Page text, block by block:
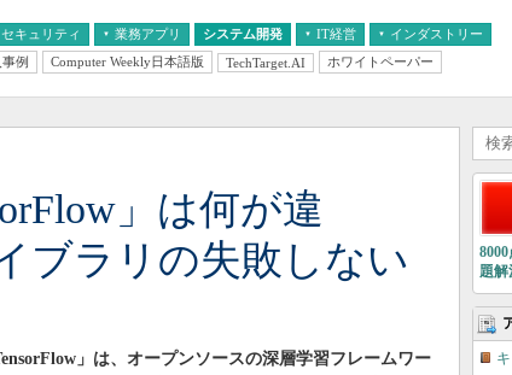
セキュリティ 業務アプリ システム開発 IT経営
経営とIT
インダストリー
医療IT
例 Computer Weekly日本語版 TechTarget.AI ホワイトペーパー
」は何が違
ブラリの失敗しない
」は、オープンソースの深層学習フレームワー
題解